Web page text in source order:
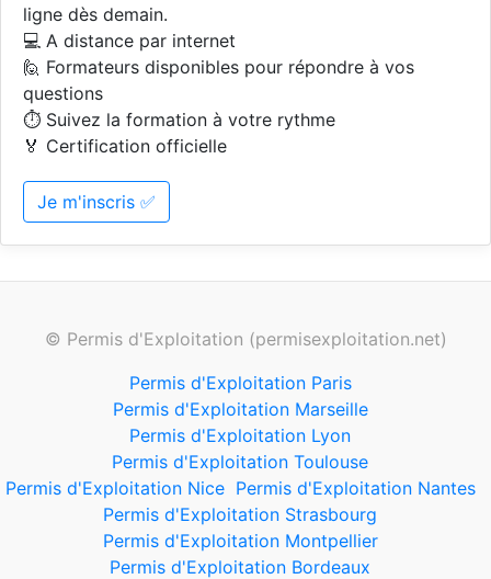
ligne dès demain.
💻 A distance par internet
🙋 Formateurs disponibles pour répondre à vos
questions
⏱️ Suivez la formation à votre rythme
🏅 Certification officielle
Je m'inscris ✅
© Permis d'Exploitation (permisexploitation.net)
Permis d'Exploitation Paris
Permis d'Exploitation Marseille
Permis d'Exploitation Lyon
Permis d'Exploitation Toulouse
Permis d'Exploitation Nice Permis d'Exploitation Nantes
Permis d'Exploitation Strasbourg
Permis d'Exploitation Montpellier
Permis d'Exploitation Bordeaux